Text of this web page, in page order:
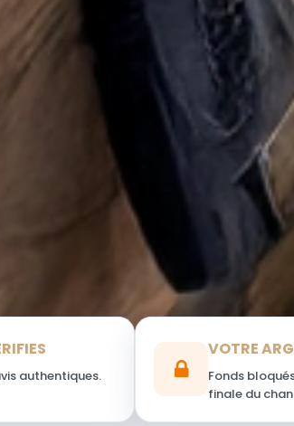
authentiques.
VOTRE
Fonds
finale du